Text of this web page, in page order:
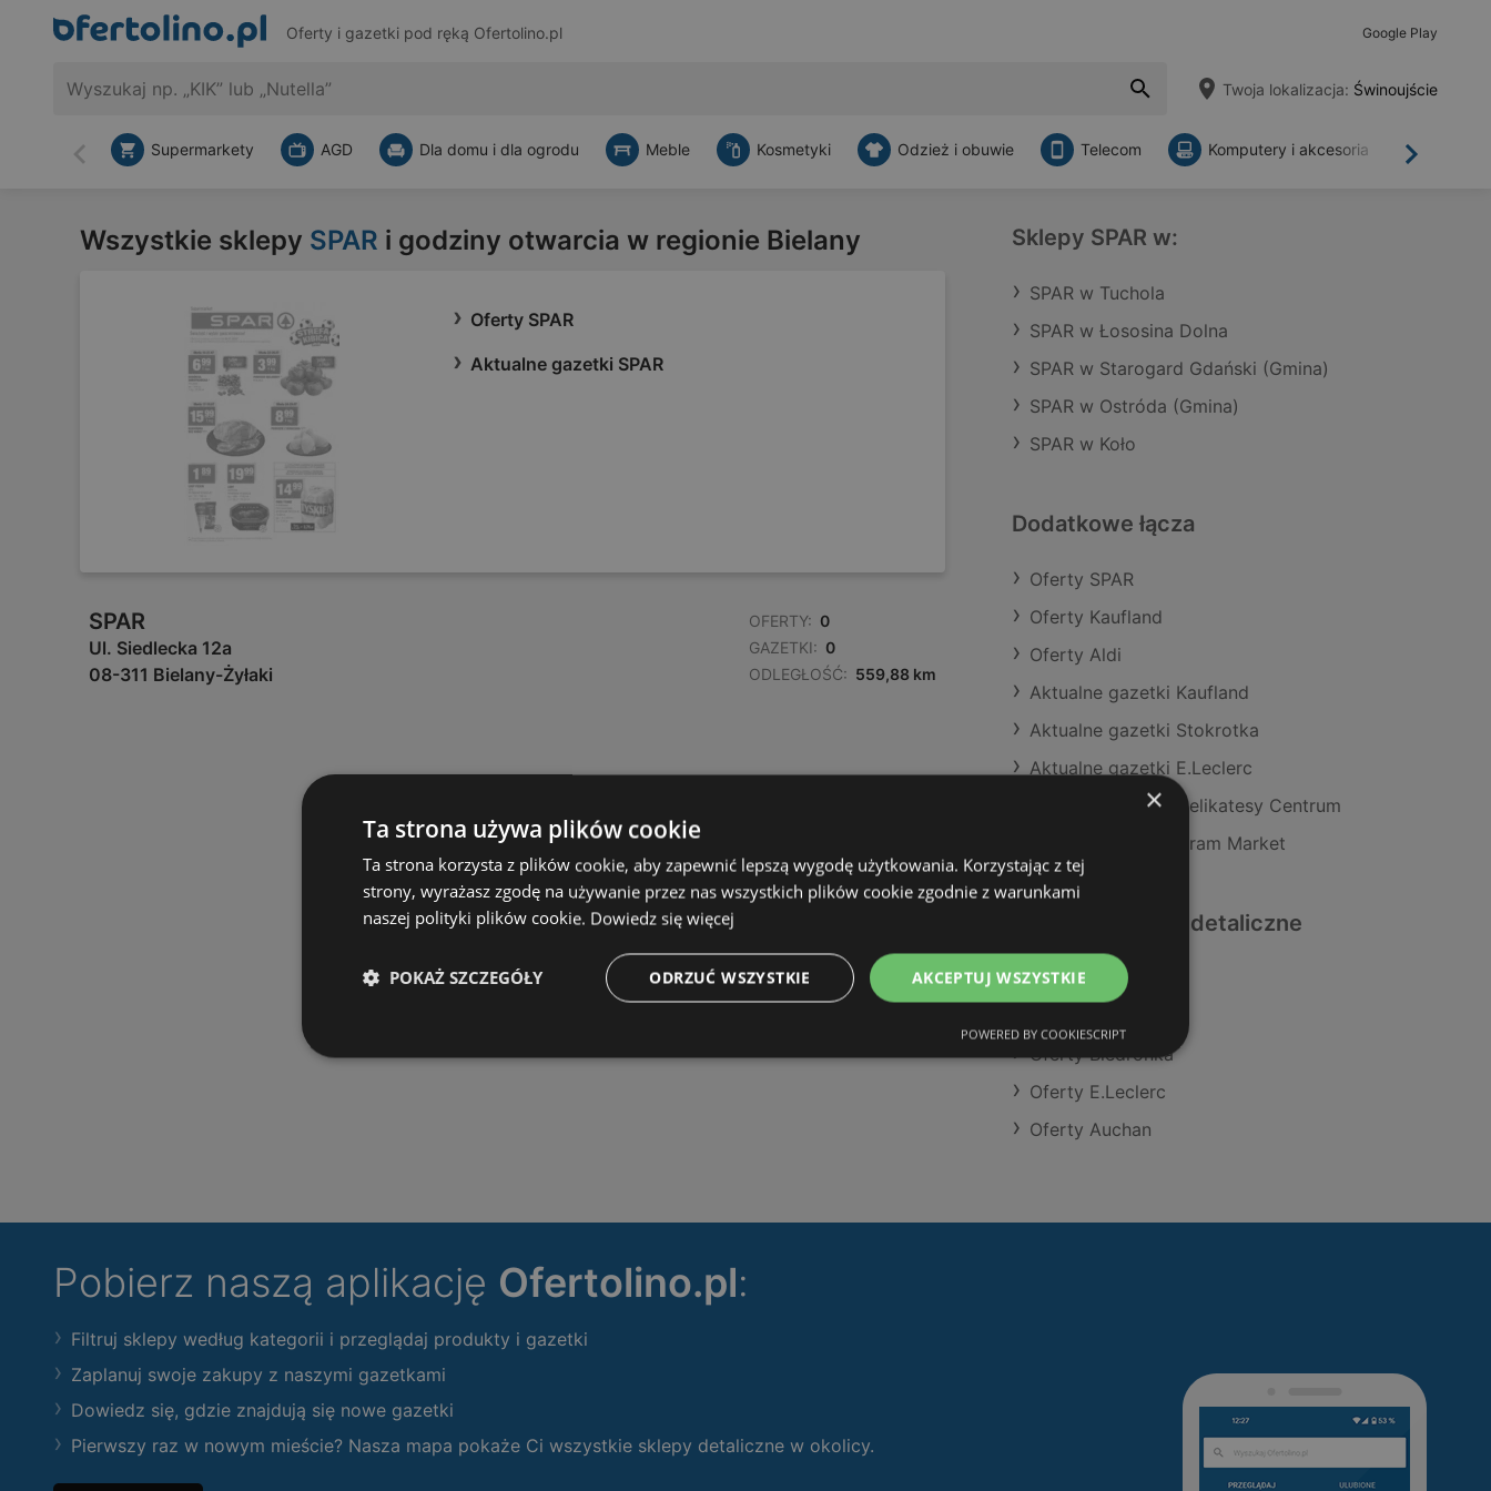
Oferty i gazetki pod ręką Ofertolino.pl Google Play
Twoja lokalizacja: Świnoujście
Wstecz Dalej
Supermarkety AGD Dla domu i dla ogrodu Meble Kosmetyki Odzież i obuwie Telecom Komputery i akcesoria
Wszystkie sklepy SPAR i godziny otwarcia w regionie Bielany
Oferty SPAR
Aktualne gazetki SPAR
SPAR
Ul. Siedlecka 12a
08-311 Bielany-Żyłaki
OFERTY: 0
GAZETKI: 0
ODLEGŁOŚĆ: 559,88 km
Sklepy SPAR w:
SPAR w Tuchola
SPAR w Łososina Dolna
SPAR w Starogard Gdański (Gmina)
SPAR w Ostróda (Gmina)
SPAR w Koło
Dodatkowe łącza
Oferty SPAR
Oferty Kaufland
Oferty Aldi
Aktualne gazetki Kaufland
Aktualne gazetki Stokrotka
Aktualne gazetki E.Leclerc
Aktualne gazetki Delikatesy Centrum
Aktualne gazetki Gram Market
Podobne sklepy detaliczne
Oferty Dino
Oferty Biedronka
Oferty E.Leclerc
Oferty Auchan
Pobierz naszą aplikację Ofertolino.pl:
Filtruj sklepy według kategorii i przeglądaj produkty i gazetki
Zaplanuj swoje zakupy z naszymi gazetkami
Dowiedz się, gdzie znajdują się nowe gazetki
Pierwszy raz w nowym mieście? Nasza mapa pokaże Ci wszystkie sklepy detaliczne w okolicy.
×
Ta strona używa plików cookie
Ta strona korzysta z plików cookie, aby zapewnić lepszą wygodę użytkowania. Korzystając z tej
strony, wyrażasz zgodę na używanie przez nas wszystkich plików cookie zgodnie z warunkami
naszej polityki plików cookie. Dowiedz się więcej
AKCEPTUJ WSZYSTKIE
ODRZUĆ WSZYSTKIE
POKAŻ SZCZEGÓŁY
POWERED BY COOKIESCRIPT